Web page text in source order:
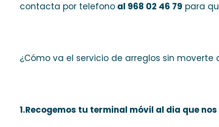
contacta por telefono al 968 02 46 79 para
¿Cómo va el servicio de arreglos sin moverte
1.Recogemos tu terminal móvil al dia que